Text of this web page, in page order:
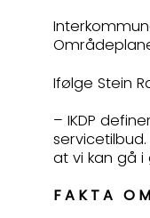
Ifølge Stein
– IKDP
at vi kan gå
FAKTA